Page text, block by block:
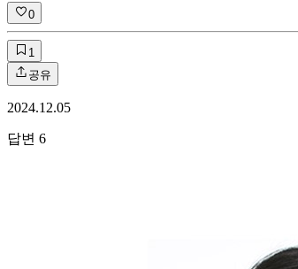
0
1
공유
2024.12.05
답변 6